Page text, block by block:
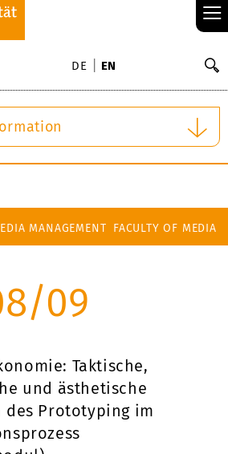
≡
DE EN
MANAGEMENT FACULTY OF MEDIA
09
Taktische,
und ästhetische
des Prototyping im